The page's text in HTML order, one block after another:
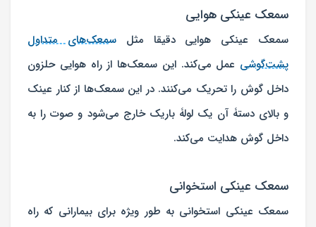
سمعک عینکی هوایی
سمعک عینکی هوایی دقیقا مثلسمعک‌های متداول
پشت‌گوشی عمل می‌کند. این سمعک‌ها از راه هوایی حلزون
داخل گوش را تحریک می‌کنند. در این سمعک‌ها از کنار عینک
و بالای دستۀ آن یک لولۀ باریک خارج می‌شود و صوت را به
داخل گوش هدایت می‌کند.
سمعک عینکی استخوانی
سمعک عینکی استخوانی به طور ویژه برای بیمارانی که راه